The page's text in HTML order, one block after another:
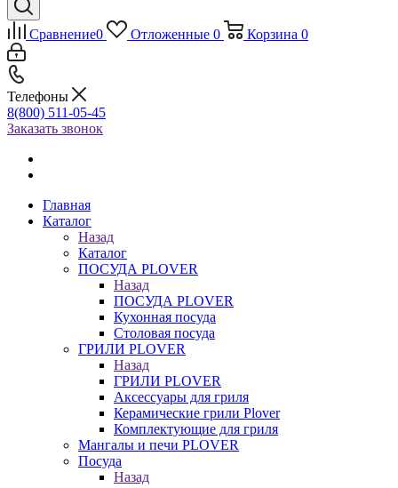
Сравнение0 Отложенные 0 Корзина 0
Телефоны
8(800) 511-05-45
Заказать звонок
Главная
Каталог
Назад
Каталог
ПОСУДА PLOVER
Назад
ПОСУДА PLOVER
Кухонная посуда
Столовая посуда
ГРИЛИ PLOVER
Назад
ГРИЛИ PLOVER
Аксессуары для гриля
Керамические грили Plover
Комплектующие для гриля
Мангалы и печи PLOVER
Посуда
Назад